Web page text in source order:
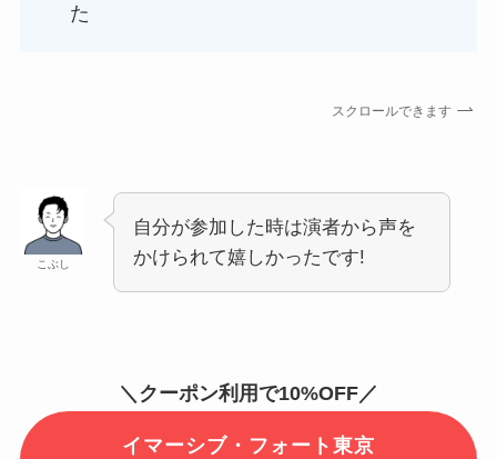
た
スクロールできます
こぶし
自分が参加した時は演者から声を
かけられて嬉しかったです!
＼クーポン利用で10%OFF／
イマーシブ・フォート東京